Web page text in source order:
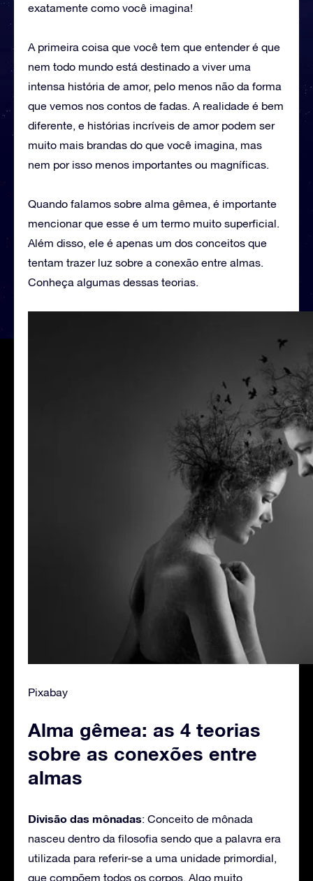
exatamente como você imagina!
A primeira coisa que você tem que entender é que
nem todo mundo está destinado a viver uma
intensa história de amor, pelo menos não da forma
que vemos nos contos de fadas. A realidade é bem
diferente, e histórias incríveis de amor podem ser
muito mais brandas do que você imagina, mas
nem por isso menos importantes ou magníficas.
Quando falamos sobre alma gêmea, é importante
mencionar que esse é um termo muito superficial.
Além disso, ele é apenas um dos conceitos que
tentam trazer luz sobre a conexão entre almas.
Conheça algumas dessas teorias.
Pixabay
Alma gêmea: as 4 teorias
sobre as conexões entre
almas
Divisão das mônadas: Conceito de mônada
nasceu dentro da filosofia sendo que a palavra era
utilizada para referir-se a uma unidade primordial,
que compõem todos os corpos. Algo muito